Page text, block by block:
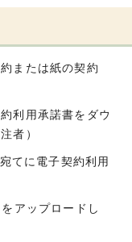
または紙の契約
利用承諾書をダウ
者）
てに電子契約利用
アップロードし